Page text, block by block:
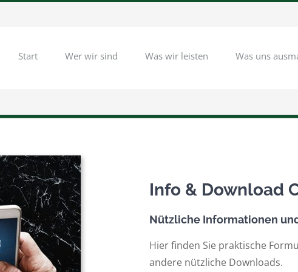
Start Wer wir sind Was wir leisten Was uns
Info & Download
Nützliche Informationen
Hier finden Sie praktische
andere nützliche Downloads.